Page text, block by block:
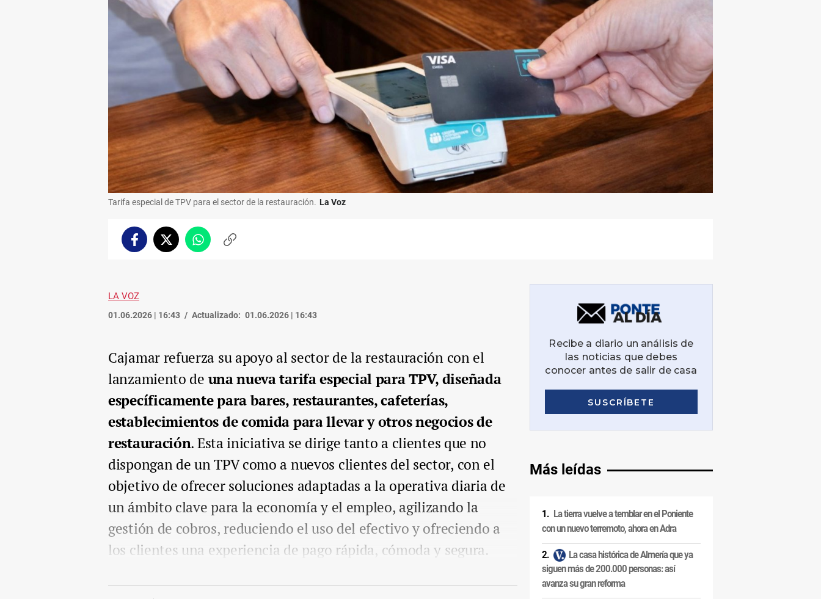
Tarifa especial de TPV para el sector de la restauración. La Voz
FacebookTwitterWhatsappCopiar
LA VOZ
01.06.2026 | 16:43 Actualizado: 01.06.2026 | 16:43
Cajamar refuerza su apoyo al sector de la restauración con el
lanzamiento de una nueva tarifa especial para TPV, diseñada
específicamente para bares, restaurantes, cafeterías,
establecimientos de comida para llevar y otros negocios de
restauración. Esta iniciativa se dirige tanto a clientes que no
dispongan de un TPV como a nuevos clientes del sector, con el
objetivo de ofrecer soluciones adaptadas a la operativa diaria de
un ámbito clave para la economía y el empleo, agilizando la
gestión de cobros, reduciendo el uso del efectivo y ofreciendo a
los clientes una experiencia de pago rápida, cómoda y segura.
Más leídas
La tierra vuelve a temblar en el Poniente
con un nuevo terremoto, ahora en Adra
La casa histórica de Almería que ya
siguen más de 200.000 personas: así
avanza su gran reforma